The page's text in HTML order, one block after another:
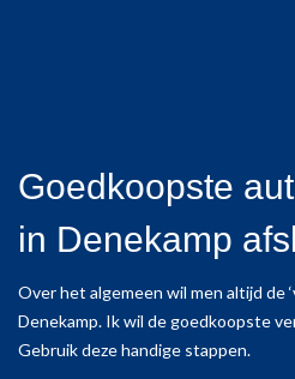
Goedkoopste
in Denekamp
Over het algemeen wil men altijd de
Denekamp. Ik wil de goedkoopste
Gebruik deze handige stappen.